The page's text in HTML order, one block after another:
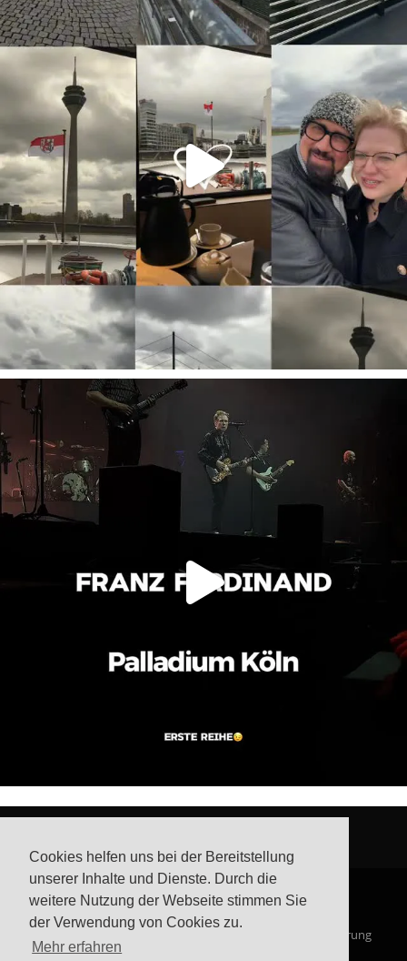
Cookies helfen uns bei der Bereitstellung
unserer Inhalte und Dienste. Durch die
weitere Nutzung der Webseite stimmen Sie
der Verwendung von Cookies zu.
Mehr erfahren
© Steffis Schreibsicht 2026 Datenschutzerklärung